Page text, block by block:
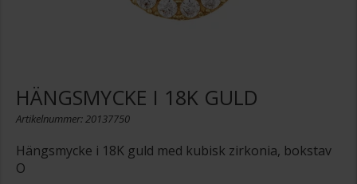
HÄNGSMYCKE I 18K GULD
Artikelnummer: 20137750
Hängsmycke i 18K guld med kubisk zirkonia, bokstav
O